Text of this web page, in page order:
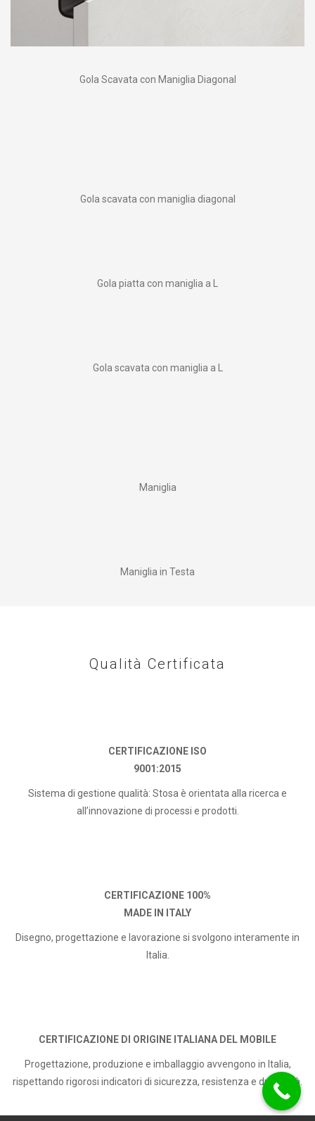
Gola Scavata con Maniglia Diagonal
Gola scavata con maniglia diagonal
Gola piatta con maniglia a L
Gola scavata con maniglia a L
Maniglia
Maniglia in Testa
Qualità Certificata
CERTIFICAZIONE ISO
9001:2015
Sistema di gestione qualità: Stosa è orientata alla ricerca e
all’innovazione di processi e prodotti.
CERTIFICAZIONE 100%
MADE IN ITALY
Disegno, progettazione e lavorazione si svolgono interamente in
Italia.
CERTIFICAZIONE DI ORIGINE ITALIANA DEL MOBILE
Progettazione, produzione e imballaggio avvengono in Italia,
rispettando rigorosi indicatori di sicurezza, resistenza e durabilità.